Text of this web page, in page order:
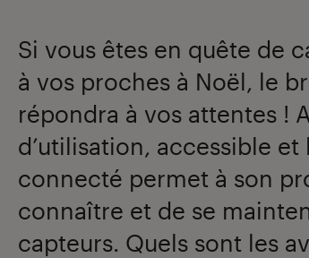
Si vous êtes en quête de
à vos proches à Noël, le
répondra à vos attentes !
d’utilisation, accessible
connecté permet à son
connaître et de se
capteurs. Quels sont les